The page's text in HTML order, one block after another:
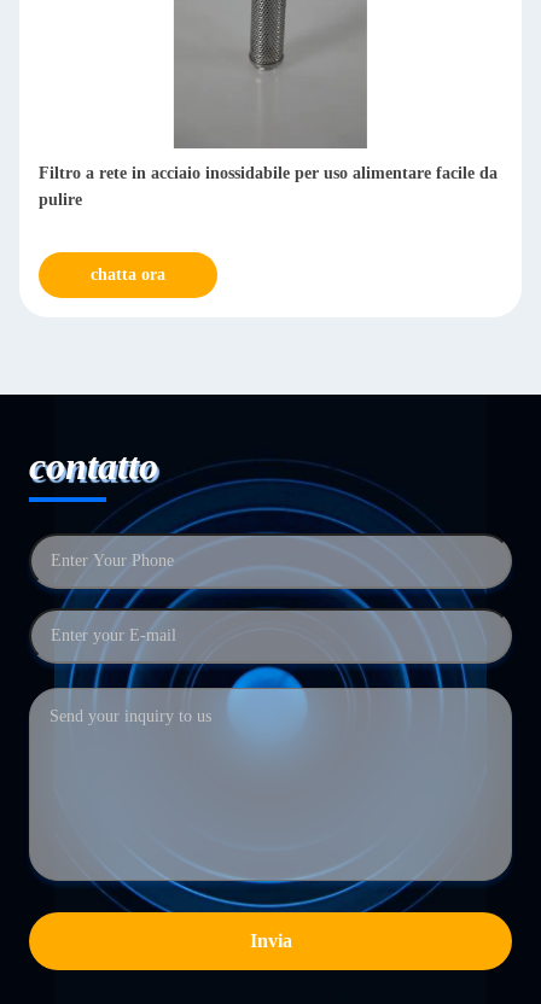
Filtro a rete in acciaio inossidabile per uso alimentare facile da
pulire
chatta ora
contatto
Invia